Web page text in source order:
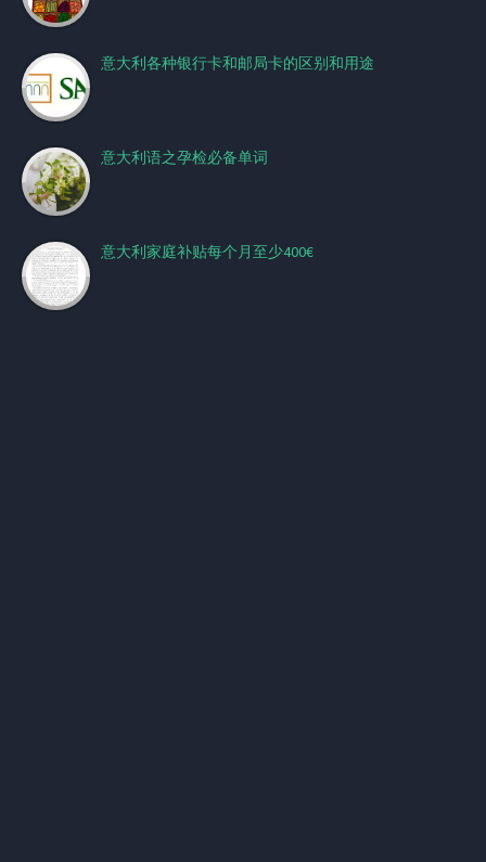
意大利各种银行卡和邮局卡的区别和用途
意大利语之孕检必备单词
意大利家庭补贴每个月至少400€